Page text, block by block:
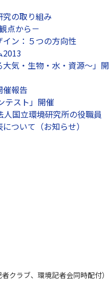
の取り組み
点から－
ン：５つの方向性
2013
大気・生物・水・資源～」開
催報告
テスト」開催
人国立環境研究所の役職員
ついて（お知らせ）
クラブ、環境記者会同時配付）